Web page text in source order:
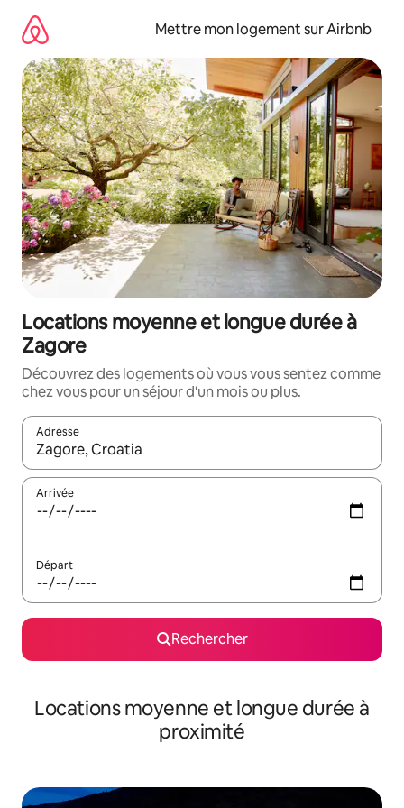
directement
contenu
Mettre mon logement sur Airbnb
Locations moyenne et longue durée à
Zagore
Découvrez des logements où vous vous sentez comme
chez vous pour un séjour d'un mois ou plus.
Adresse
Lorsque les résultats s'affichent, utilisez les flèches vers le
Arrivée
Départ
Rechercher
Locations moyenne et longue durée à
proximité